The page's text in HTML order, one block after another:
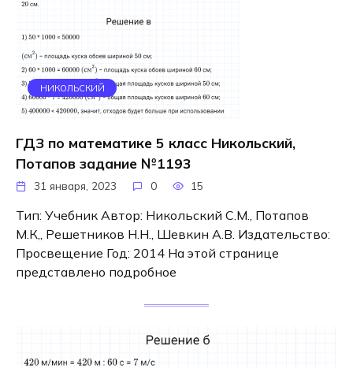
НИКОЛЬСКИЙ
ГДЗ по математике 5 класс Никольский,
Потапов задание №1193
31 января, 2023 0 15
Тип: Учебник Автор: Никольский С.М., Потапов
М.К,, Решетников Н.Н., Шевкин А.В. Издательство:
Просвещение Год: 2014 На этой странице
представлено подробное